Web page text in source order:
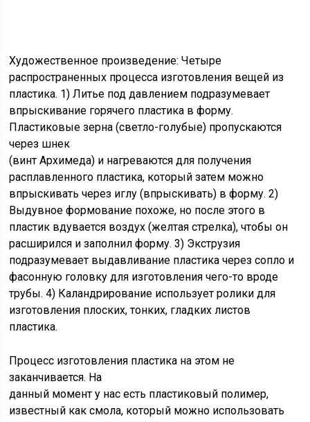
Художественное произведение: Четыре
распространенных процесса изготовления вещей из
пластика. 1) Литье под давлением подразумевает
впрыскивание горячего пластика в форму.
Пластиковые зерна (светло-голубые) пропускаются
через шнек
(винт Архимеда) и нагреваются для получения
расплавленного пластика, который затем можно
впрыскивать через иглу (впрыскивать) в форму. 2)
Выдувное формование похоже, но после этого в
пластик вдувается воздух (желтая стрелка), чтобы он
расширился и заполнил форму. 3) Экструзия
подразумевает выдавливание пластика через сопло и
фасонную головку для изготовления чего-то вроде
трубы. 4) Каландрирование использует ролики для
изготовления плоских, тонких, гладких листов
пластика.
Процесс изготовления пластика на этом не
заканчивается. На
данный момент у нас есть пластиковый полимер,
известный как смола, который можно использовать